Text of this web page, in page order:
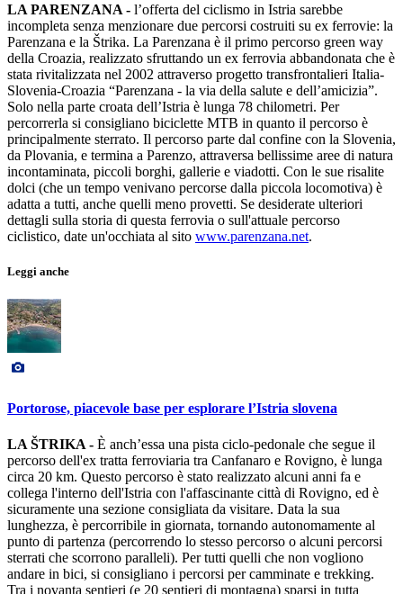
LA PARENZANA - l’offerta del ciclismo in Istria sarebbe
incompleta senza menzionare due percorsi costruiti su ex ferrovie: la
Parenzana e la Štrika. La Parenzana è il primo percorso green way
della Croazia, realizzato sfruttando un ex ferrovia abbandonata che è
stata rivitalizzata nel 2002 attraverso progetto transfrontalieri Italia-
Slovenia-Croazia “Parenzana - la via della salute e dell’amicizia”.
Solo nella parte croata dell’Istria è lunga 78 chilometri. Per
percorrerla si consigliano biciclette MTB in quanto il percorso è
principalmente sterrato. Il percorso parte dal confine con la Slovenia,
da Plovania, e termina a Parenzo, attraversa bellissime aree di natura
incontaminata, piccoli borghi, gallerie e viadotti. Con le sue risalite
dolci (che un tempo venivano percorse dalla piccola locomotiva) è
adatta a tutti, anche quelli meno provetti. Se desiderate ulteriori
dettagli sulla storia di questa ferrovia o sull'attuale percorso
ciclistico, date un'occhiata al sito www.parenzana.net.
Leggi anche
Portorose, piacevole base per esplorare l’Istria slovena
LA ŠTRIKA - È anch’essa una pista ciclo-pedonale che segue il
percorso dell'ex tratta ferroviaria tra Canfanaro e Rovigno, è lunga
circa 20 km. Questo percorso è stato realizzato alcuni anni fa e
collega l'interno dell'Istria con l'affascinante città di Rovigno, ed è
sicuramente una sezione consigliata da visitare. Data la sua
lunghezza, è percorribile in giornata, tornando autonomamente al
punto di partenza (percorrendo lo stesso percorso o alcuni percorsi
sterrati che scorrono paralleli). Per tutti quelli che non vogliono
andare in bici, si consigliano i percorsi per camminate e trekking.
Tra i novanta sentieri (e 20 sentieri di montagna) sparsi in tutta